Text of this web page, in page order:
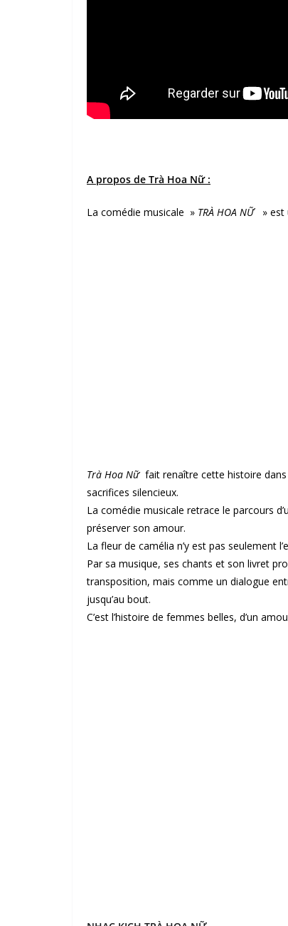
A propos de Trà Hoa Nữ :
La comédie musicale » TRÀ HOA NỮ» est
Trà Hoa Nữfait renaître cette histoire dans
sacrifices silencieux.
La comédie musicale retrace le parcours
préserver son amour.
La fleur de camélia n’y est pas seulement
Par sa musique, ses chants et son livret
transposition, mais comme un dialogue
jusqu’au bout.
C’est l’histoire de femmes belles, d’un